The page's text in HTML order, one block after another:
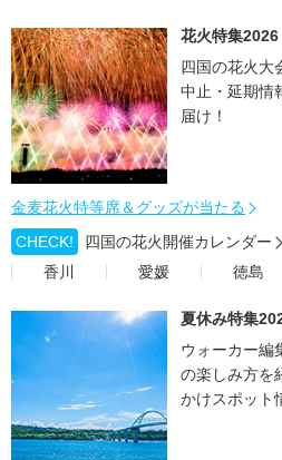
花火特集2026
四国の花火大
中止・延期情
届け！
金麦花火特等席＆グッズが当たる
CHECK!
四国の花火開催カレンダー
香川
愛媛 徳島
夏休み特集
ウォーカー編
の楽しみ方を
かけスポット